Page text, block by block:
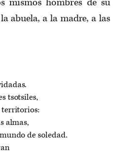
mismos hombres de su
abuela, a la madre, a las
tsotsiles,
territorios:
almas,
de soledad.